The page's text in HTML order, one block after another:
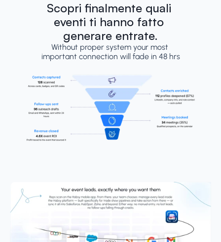
Scopri finalmente quali
eventi ti hanno fatto
generare entrate.
Without proper system your most
important connection will fade in 48 hrs